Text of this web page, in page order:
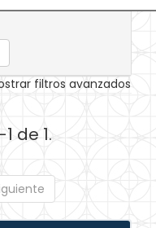
filtros avanzados
de 1.